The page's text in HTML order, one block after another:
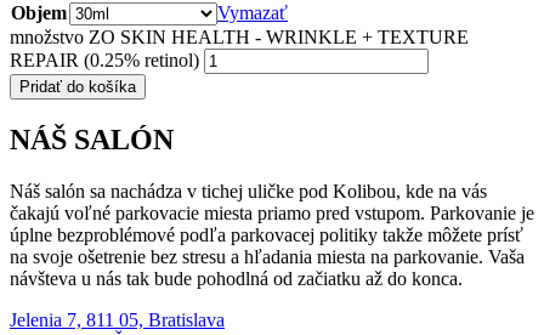
Objem
Vymazať
množstvo ZO SKIN HEALTH - WRINKLE + TEXTURE
REPAIR (0.25% retinol)
Pridať do košíka
NÁŠ SALÓN
Náš salón sa nachádza v tichej uličke pod Kolibou, kde na vás
čakajú voľné parkovacie miesta priamo pred vstupom. Parkovanie je
úplne bezproblémové podľa parkovacej politiky takže môžete prísť
na svoje ošetrenie bez stresu a hľadania miesta na parkovanie. Vaša
návšteva u nás tak bude pohodlná od začiatku až do konca.
Jelenia 7, 811 05, Bratislava